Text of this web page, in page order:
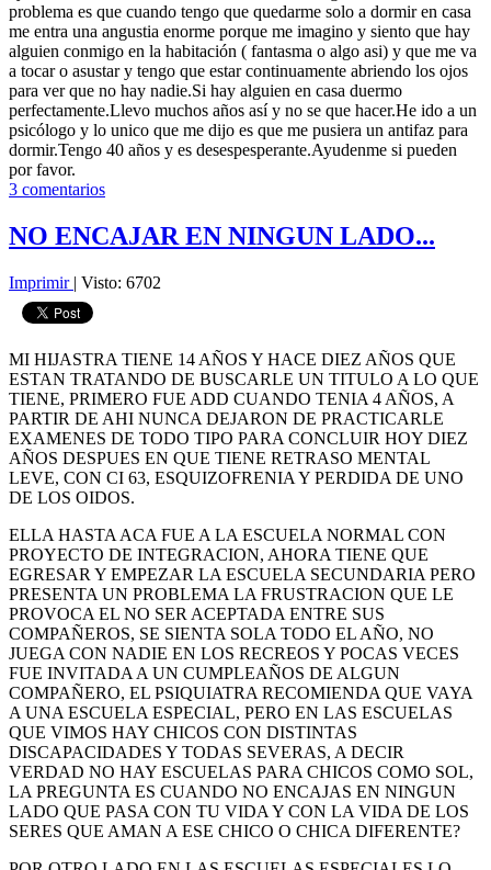
problema es que cuando tengo que quedarme solo a dormir en casa
me entra una angustia enorme porque me imagino y siento que hay
alguien conmigo en la habitación ( fantasma o algo asi) y que me va
a tocar o asustar y tengo que estar continuamente abriendo los ojos
para ver que no hay nadie.Si hay alguien en casa duermo
perfectamente.Llevo muchos años así y no se que hacer.He ido a un
psicólogo y lo unico que me dijo es que me pusiera un antifaz para
dormir.Tengo 40 años y es desespesperante.Ayudenme si pueden
por favor.
3 comentarios
NO ENCAJAR EN NINGUN LADO...
Imprimir | Visto: 6702
MI HIJASTRA TIENE 14 AÑOS Y HACE DIEZ AÑOS QUE
ESTAN TRATANDO DE BUSCARLE UN TITULO A LO QUE
TIENE, PRIMERO FUE ADD CUANDO TENIA 4 AÑOS, A
PARTIR DE AHI NUNCA DEJARON DE PRACTICARLE
EXAMENES DE TODO TIPO PARA CONCLUIR HOY DIEZ
AÑOS DESPUES EN QUE TIENE RETRASO MENTAL
LEVE, CON CI 63, ESQUIZOFRENIA Y PERDIDA DE UNO
DE LOS OIDOS.
ELLA HASTA ACA FUE A LA ESCUELA NORMAL CON
PROYECTO DE INTEGRACION, AHORA TIENE QUE
EGRESAR Y EMPEZAR LA ESCUELA SECUNDARIA PERO
PRESENTA UN PROBLEMA LA FRUSTRACION QUE LE
PROVOCA EL NO SER ACEPTADA ENTRE SUS
COMPAÑEROS, SE SIENTA SOLA TODO EL AÑO, NO
JUEGA CON NADIE EN LOS RECREOS Y POCAS VECES
FUE INVITADA A UN CUMPLEAÑOS DE ALGUN
COMPAÑERO, EL PSIQUIATRA RECOMIENDA QUE VAYA
A UNA ESCUELA ESPECIAL, PERO EN LAS ESCUELAS
QUE VIMOS HAY CHICOS CON DISTINTAS
DISCAPACIDADES Y TODAS SEVERAS, A DECIR
VERDAD NO HAY ESCUELAS PARA CHICOS COMO SOL,
LA PREGUNTA ES CUANDO NO ENCAJAS EN NINGUN
LADO QUE PASA CON TU VIDA Y CON LA VIDA DE LOS
SERES QUE AMAN A ESE CHICO O CHICA DIFERENTE?